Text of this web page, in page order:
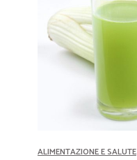
ALIMENTAZIONE E SALUTE